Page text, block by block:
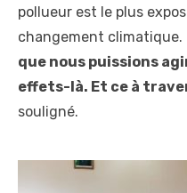
pollueur est le plus
changement climatique.
que nous puissions
effets-là. Et ce à
souligné.